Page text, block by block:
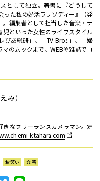
として独立。著書に『どうして
った私の婚活ラプソディー』（発
編集者として担当した音楽・テ
児といった女性のライフスタイル
ぴあ総研」、「TV Bros.」、「婦
のムックまで、WEBや雑誌でコ
み）
なフリーランスカメラマン。定
kitahara.com
お笑い 文芸